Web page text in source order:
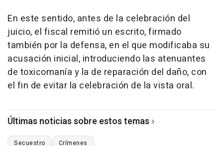
En este sentido, antes de la celebración del
juicio, el fiscal remitió un escrito, firmado
también por la defensa, en el que modificaba su
acusación inicial, introduciendo las atenuantes
de toxicomanía y la de reparación del daño, con
el fin de evitar la celebración de la vista oral.
Últimas noticias sobre estos temas
Secuestro Crímenes